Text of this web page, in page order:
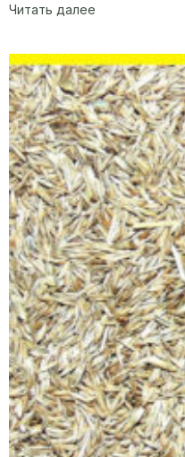
Читать далее